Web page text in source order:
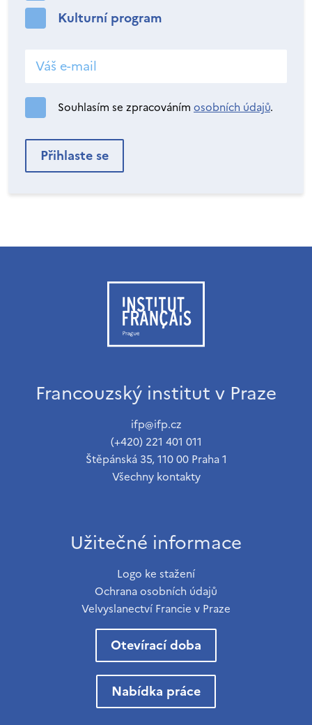
Kulturní program
Souhlasím se zpracováním osobních údajů.
Francouzský institut v Praze
ifp@ifp.cz
(+420) 221 401 011
Štěpánská 35, 110 00 Praha 1
Všechny kontakty
Užitečné informace
Logo ke stažení
Ochrana osobních údajů
Velvyslanectví Francie v Praze
Otevírací doba
Nabídka práce